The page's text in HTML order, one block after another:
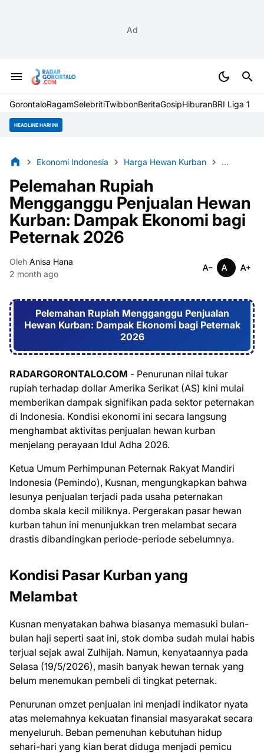
Ad
GorontaloRagamSelebritiTwibbonBeritaGosipHiburanBRI Liga 1
HEADLINE HARI INI
Ekonomi Indonesia Harga Hewan Kurban Idul Adha
Pelemahan Rupiah
Mengganggu Penjualan Hewan
Kurban: Dampak Ekonomi bagi
Peternak 2026
Oleh Anisa Hana
2 month ago
Pelemahan Rupiah Mengganggu Penjualan
Hewan Kurban: Dampak Ekonomi bagi Peternak
2026
RADARGORONTALO.COM - Penurunan nilai tukar
rupiah terhadap dollar Amerika Serikat (AS) kini mulai
memberikan dampak signifikan pada sektor peternakan
di Indonesia. Kondisi ekonomi ini secara langsung
menghambat aktivitas penjualan hewan kurban
menjelang perayaan Idul Adha 2026.
Ketua Umum Perhimpunan Peternak Rakyat Mandiri
Indonesia (Pemindo), Kusnan, mengungkapkan bahwa
lesunya penjualan terjadi pada usaha peternakan
domba skala kecil miliknya. Pergerakan pasar hewan
kurban tahun ini menunjukkan tren melambat secara
drastis dibandingkan periode-periode sebelumnya.
Kondisi Pasar Kurban yang
Melambat
Kusnan menyatakan bahwa biasanya memasuki bulan-
bulan haji seperti saat ini, stok domba sudah mulai habis
terjual sejak awal Zulhijah. Namun, kenyataannya pada
Selasa (19/5/2026), masih banyak hewan ternak yang
belum menemukan pembeli di tingkat peternak.
Penurunan omzet penjualan ini menjadi indikator nyata
atas melemahnya kekuatan finansial masyarakat secara
menyeluruh. Beban pemenuhan kebutuhan hidup
sehari-hari yang kian berat diduga menjadi pemicu